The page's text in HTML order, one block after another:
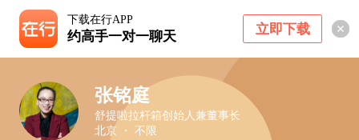
下载在行APP
约高手一对一聊天 立即下载
张铭庭
舒提啦拉杆箱创始人兼董事长
北京 ・ 不限